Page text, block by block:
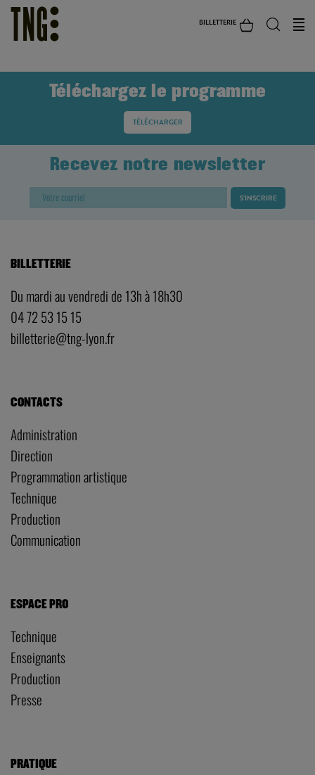
BILLETTERIE
Téléchargez le programme
TÉLÉCHARGER
Recevez notre newsletter
BILLETTERIE
Du mardi au vendredi de 13h à 18h30
04 72 53 15 15
billetterie@tng-lyon.fr
CONTACTS
Administration
Direction
Programmation artistique
Technique
Production
Communication
ESPACE PRO
Technique
Enseignants
Production
Presse
PRATIQUE